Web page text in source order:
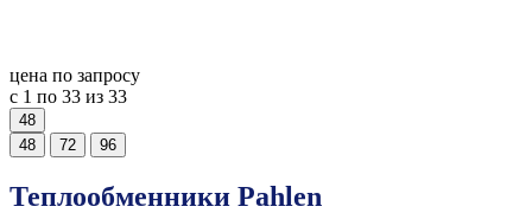
цена по запросу
с 1 по 33 из 33
48
48
72 96
Теплообменники Pahlen